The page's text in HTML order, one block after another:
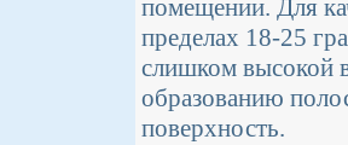
помещении. Для
пределах 18-25
слишком высокой
образованию
поверхность.